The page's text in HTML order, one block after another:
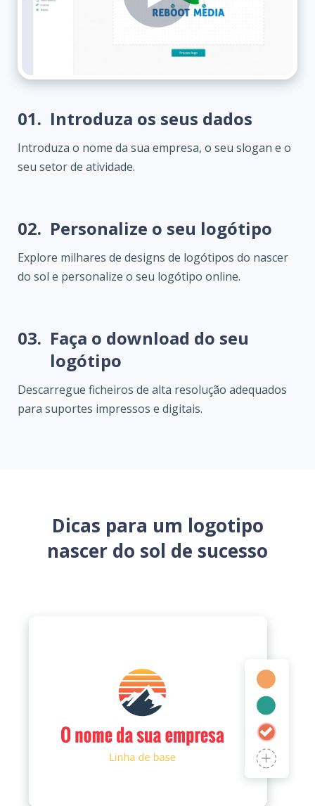
01. Introduza os seus dados
Introduza o nome da sua empresa, o seu slogan e o
seu setor de atividade.
02. Personalize o seu logótipo
Explore milhares de designs de logótipos do nascer
do sol e personalize o seu logótipo online.
03. Faça o download do seu
logótipo
Descarregue ficheiros de alta resolução adequados
para suportes impressos e digitais.
Dicas para um logotipo
nascer do sol de sucesso